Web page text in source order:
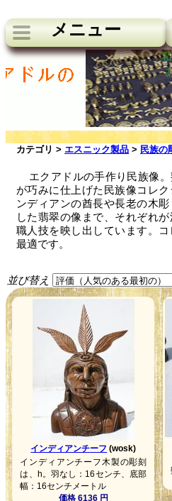
メニュー
カテゴリ > エスニック製品 > 民族の
エクアドルの手作り民族像
が巧みに仕上げた民族像コレ
ンディアンの酋長や長老の木
した翡翠の像まで、それぞれ
職人技を映し出しています。
最適です。
並び替え
インディアンチーフ (wosk)
インディアンチーフ木製の彫刻
は、h。羽なし：16センチ、底部
幅：16センチメートル
価格 6136 円